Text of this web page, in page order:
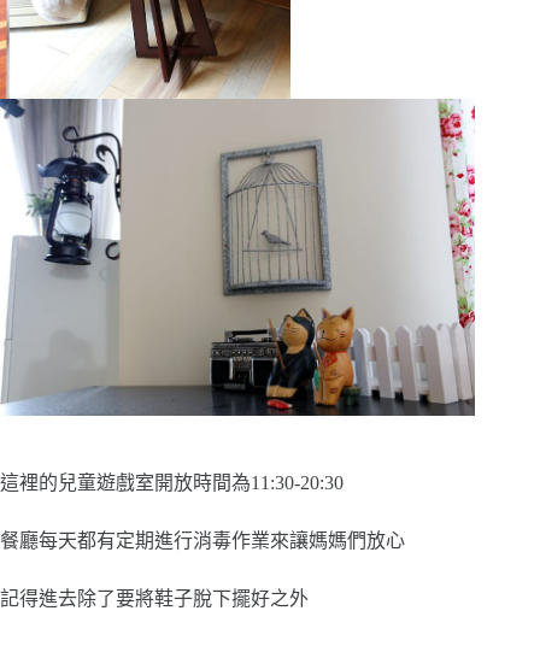
這裡的兒童遊戲室開放時間為11:30-20:30
餐廳每天都有定期進行消毒作業來讓媽媽們放心
記得進去除了要將鞋子脫下擺好之外